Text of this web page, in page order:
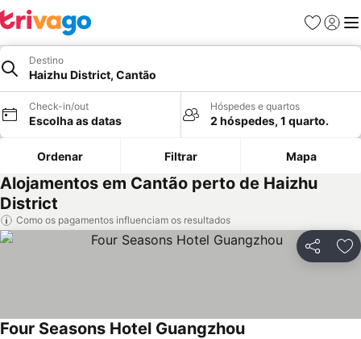
Favoritos
Iniciar
Destino
Haizhu District, Cantão
Check-in/out
Escolha as datas
Hóspedes e quartos
2 hóspedes, 1 quarto.
Ordenar Filtrar Mapa
Alojamentos em Cantão perto de Haizhu
District
Como os pagamentos influenciam os resultados
Partilhar
Four Seasons Hotel Guangzhou